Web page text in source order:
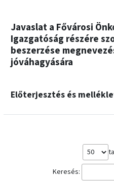
Javaslat a Fővárosi
Igazgatóság részére
beszerzése
jóváhagyására
Előterjesztés és
Keresés: